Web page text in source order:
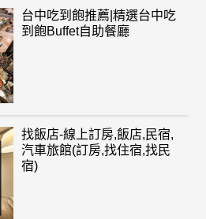
台中吃到飽推薦|精選台中吃
到飽Buffet自助餐廳
找飯店-線上訂房,飯店,民宿,
汽車旅館(訂房,找住宿,找民
宿)